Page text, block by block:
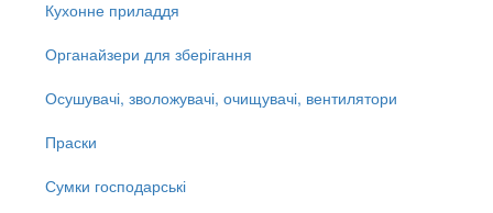
Кухонне приладдя
Органайзери для зберігання
Осушувачі, зволожувачі, очищувачі, вентилятори
Праски
Сумки господарські